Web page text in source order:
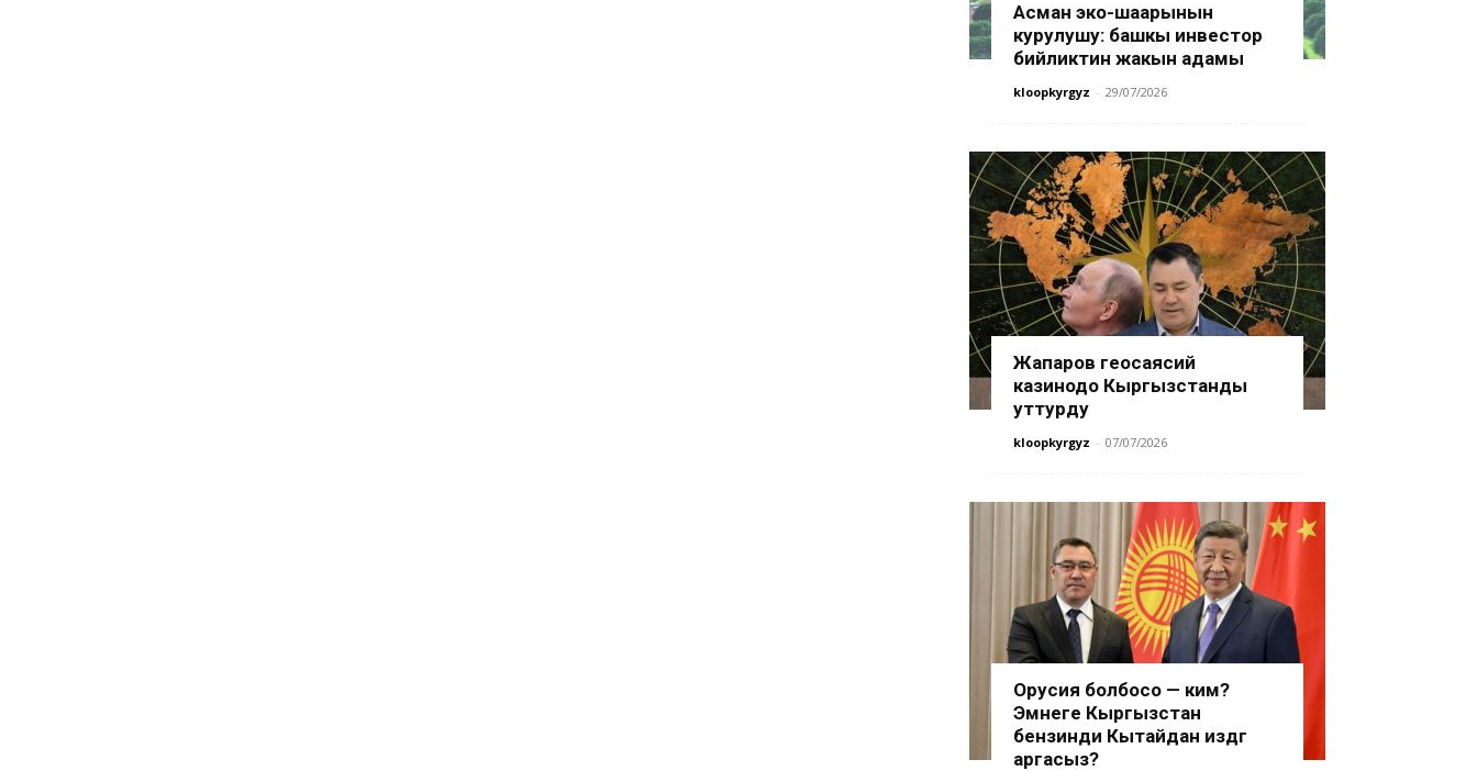
Асман эко-шаарынын
курулушу: башкы инвестор
бийликтин жакын адамы
kloopkyrgyz - 29/07/2026
Жапаров геосаясий
казинодо Кыргызстанды
уттурду
kloopkyrgyz - 07/07/2026
Орусия болбосо — ким?
Эмнеге Кыргызстан
бензинди Кытайдан издөөгө
аргасыз?